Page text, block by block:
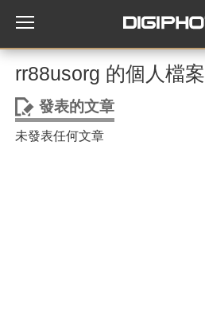
rr88usorg 的個人檔案
發表的文章
未發表任何文章